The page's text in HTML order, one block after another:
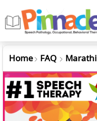
Home FAQ Marathi